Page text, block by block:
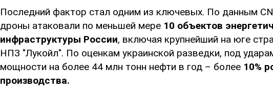
Последний фактор стал одним из ключевых. По данным
дроны атаковали по меньшей мере 10 объектов
инфраструктуры России, включая крупнейший на юге
НПЗ "Лукойл". По оценкам украинской разведки, под
мощности на более 44 млн тонн нефти в год – более 10%
производства.